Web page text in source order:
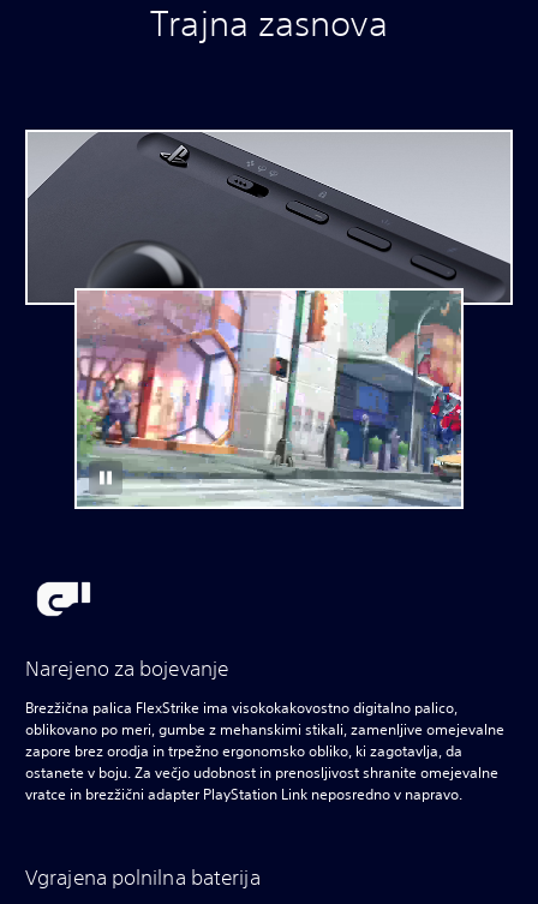
Trajna zasnova
Narejeno za bojevanje
Brezžična palica FlexStrike ima visokokakovostno digitalno palico,
oblikovano po meri, gumbe z mehanskimi stikali, zamenljive omejevalne
zapore brez orodja in trpežno ergonomsko obliko, ki zagotavlja, da
ostanete v boju. Za večjo udobnost in prenosljivost shranite omejevalne
vratce in brezžični adapter PlayStation Link neposredno v napravo.
Vgrajena polnilna baterija